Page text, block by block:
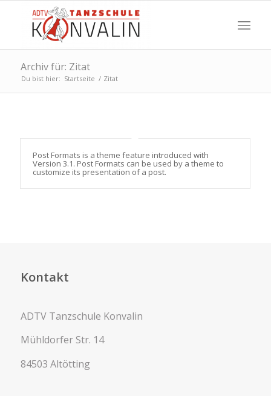
Archiv für: Zitat
Du bist hier: Startseite / Zitat
Post Formats is a theme feature introduced with
Version 3.1. Post Formats can be used by a theme to
customize its presentation of a post.
Kontakt
ADTV Tanzschule Konvalin
Mühldorfer Str. 14
84503 Altötting